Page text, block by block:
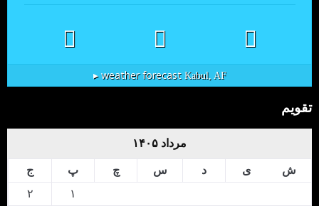
Kabul, AF
weather forecast ▸
تقویم
مرداد ۱۴۰۵
ش ی د س چ پ
ج
۱
۲